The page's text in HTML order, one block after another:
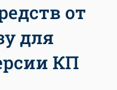
от
для
КП